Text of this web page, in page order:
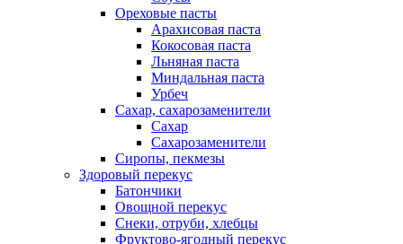
Ореховые пасты
Арахисовая паста
Кокосовая паста
Льняная паста
Миндальная паста
Урбеч
Сахар, сахарозаменители
Сахар
Сахарозаменители
Сиропы, пекмезы
Здоровый перекус
Батончики
Овощной перекус
Снеки, отруби, хлебцы
Фруктово-ягодный перекус